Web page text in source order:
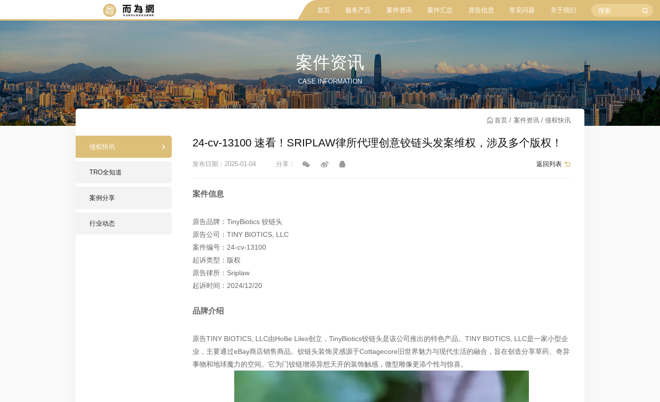
首页 服务产品 案件资讯 案件汇总 原告信息 常见问题 关于我们
案件资讯
CASE INFORMATION
首页 案件资讯 侵权快讯
侵权快讯
TRO全知道
案例分享
行业动态
24-cv-13100 速看！SRIPLAW律所代理创意铰链头发案维权，涉及多个版权！
发布日期：2025-01-04 分享： 返回列表
案件信息
原告品牌：TinyBiotics 铰链头
原告公司：TINY BIOTICS, LLC
案件编号：24-cv-13100
起诉类型：版权
原告律所：Sriplaw
起诉时间：2024/12/20
品牌介绍
原告TINY BIOTICS, LLC由Hollie Liles创立，TinyBiotics铰链头是该公司推出的特色产品。TINY BIOTICS, LLC是一家小型企
业，主要通过eBay商店销售商品。铰链头装饰灵感源于Cottagecore旧世界魅力与现代生活的融合，旨在创造分享草药、奇异
事物和地球魔力的空间。它为门铰链增添异想天开的装饰触感，微型雕像更添个性与惊喜。